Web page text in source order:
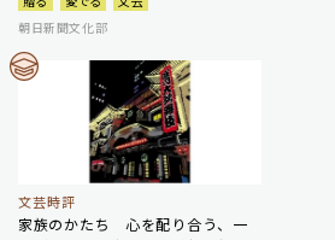
朝日新聞文化部
文芸時評
家族のかたち 心を配り合う、一